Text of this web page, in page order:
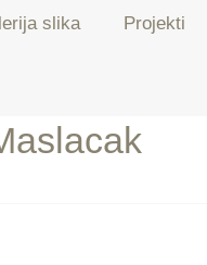
slika Projekti